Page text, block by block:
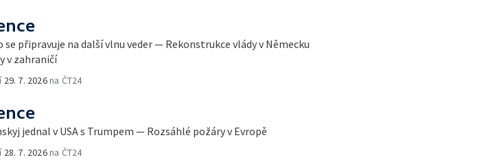
se připravuje na další vlnu veder — Rekonstrukce vlády v Německu
v zahraničí
29. 7. 2026na ČT24
jednal v USA s Trumpem — Rozsáhlé požáry v Evropě
28. 7. 2026na ČT24